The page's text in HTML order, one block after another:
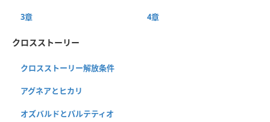
3章 4章
クロスストーリー
クロスストーリー解放条件
アグネアとヒカリ
オズバルドとパルテティオ